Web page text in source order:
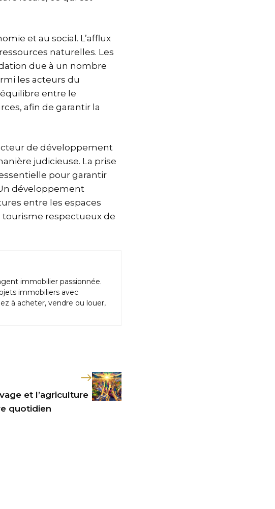
et au social. L’afflux
naturelles. Les
due à un nombre
les acteurs du
entre le
afin de garantir la
de développement
judicieuse. La prise
pour garantir
développement
entre les espaces
tourisme respectueux de
immobilier passionnée.
immobiliers avec
à acheter, vendre ou louer,
et l’agriculture
quotidien